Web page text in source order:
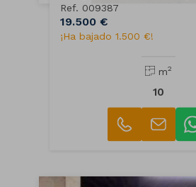
Ref. 009387
19.500 €
¡Ha bajado 1.500 €!
m2
10